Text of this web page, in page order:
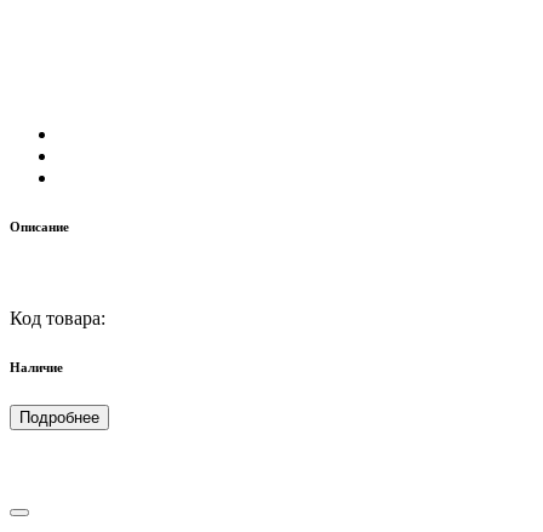
Описание
Код товара:
Наличие
Подробнее